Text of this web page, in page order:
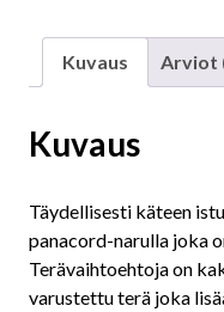
Kuvaus Arviot
Kuvaus
Täydellisesti käteen
panacord-narulla joka
Terävaihtoehtoja on
varustettu terä joka